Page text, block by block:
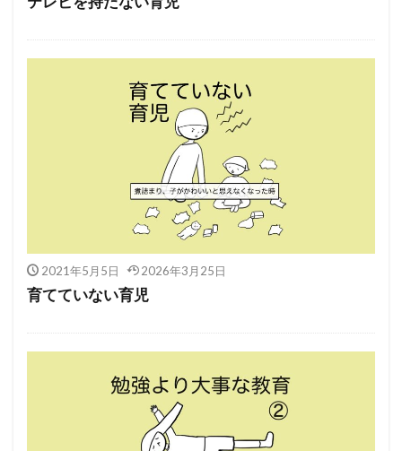
2021年5月5日 2026年3月25日
育てていない育児